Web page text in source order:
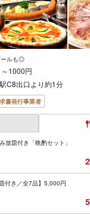
ールも◎
1000円
C8出口より約1分
書発行事業者
放題付き「晩酌セット」
付き／全7品】5,000円